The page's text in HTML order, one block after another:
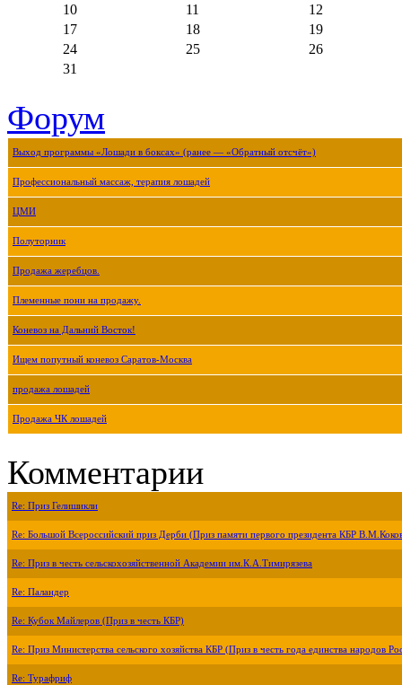
10
11
12
17
18
19
24
25
26
31
Форум
Выход программы «Лошади в боксах» (ранее — «Обратный отсчёт»)
Профессиональный массаж, терапия лошадей
ЦМИ
Полуторник
Продажа жеребцов.
Племенные пони на продажу.
Коневоз на Дальний Восток!
Ищем попутный коневоз Саратов-Москва
продажа лошадей
Продажа ЧК лошадей
Комментарии
Re: Приз Гелишикли
Re: Большой Всероссийский приз Дерби (Приз памяти первого президента КБР
Re: Приз в честь сельскохозяйственной Академии им.К.А.Тимирязева
Re: Паландер
Re: Кубок Майлеров (Приз в честь КБР)
Re: Приз Министерства сельского хозяйства КБР (Приз в честь года единства народов
Re: Турафриф